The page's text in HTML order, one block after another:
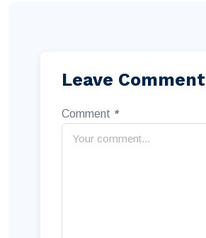
Leave Comment
Comment *